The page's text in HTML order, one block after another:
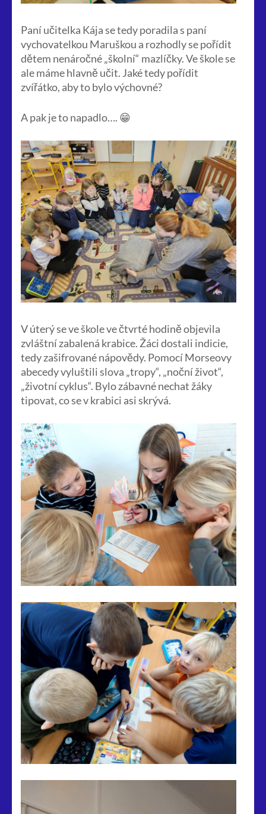
Paní učitelka Kája se tedy poradila s paní
vychovatelkou Maruškou a rozhodly se pořídit
dětem nenáročné „školní“ mazlíčky. Ve škole se
ale máme hlavně učit. Jaké tedy pořídit
zvířátko, aby to bylo výchovné?
A pak je to napadlo…. 😁
V úterý se ve škole ve čtvrté hodině objevila
zvláštní zabalená krabice. Žáci dostali indicie,
tedy zašifrované nápovědy. Pomocí Morseovy
abecedy vyluštili slova „tropy“, „noční život“,
„životní cyklus“. Bylo zábavné nechat žáky
tipovat, co se v krabici asi skrývá.